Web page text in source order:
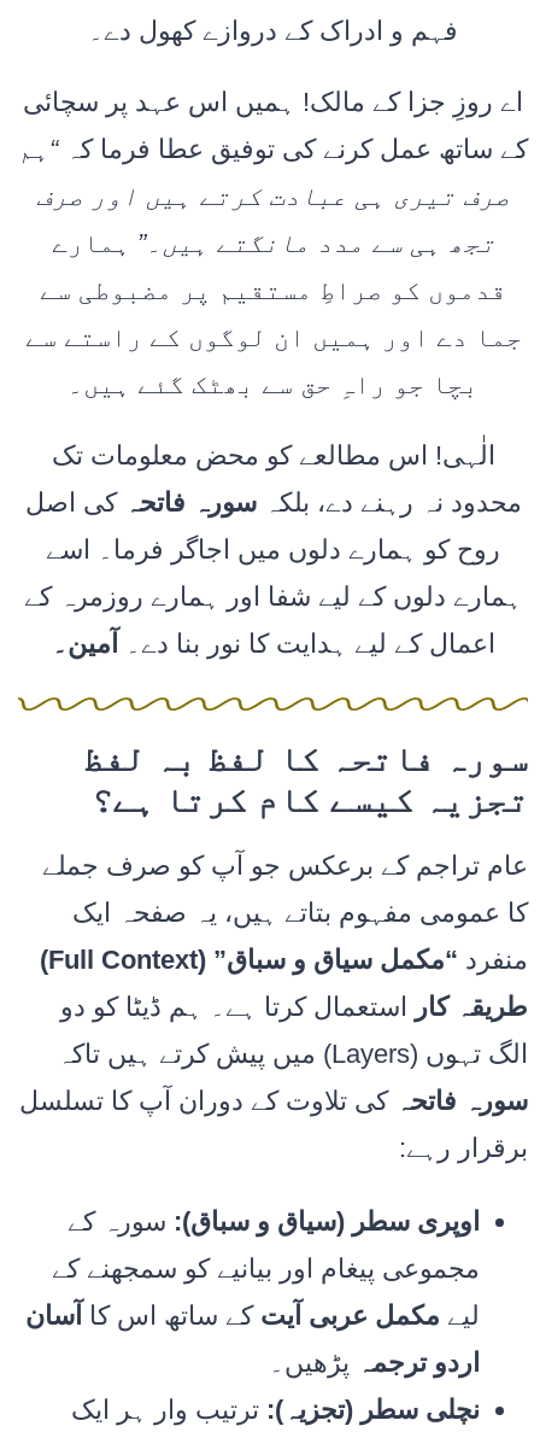
فہم و ادراک کے دروازے کھول دے۔
اے روزِ جزا کے مالک! ہمیں اس عہد پر سچائی
کے ساتھ عمل کرنے کی توفیق عطا فرما کہ“ہم
صرف تیری ہی عبادت کرتے ہیں اور صرف
تجھ ہی سے مدد مانگتے ہیں۔” ہمارے
قدموں کو صراطِ مستقیم پر مضبوطی سے
جما دے اور ہمیں ان لوگوں کے راستے سے
بچا جو راہِ حق سے بھٹک گئے ہیں۔
الٰہی! اس مطالعے کو محض معلومات تک
محدود نہ رہنے دے، بلکہسورہ فاتحہ کی اصل
روح کو ہمارے دلوں میں اجاگر فرما۔ اسے
ہمارے دلوں کے لیے شفا اور ہمارے روزمرہ کے
اعمال کے لیے ہدایت کا نور بنا دے۔
آمین۔
سورہ فاتحہ کا لفظ بہ لفظ
تجزیہ کیسے کام کرتا ہے؟
عام تراجم کے برعکس جو آپ کو صرف جملے
کا عمومی مفہوم بتاتے ہیں، یہ صفحہ ایک
منفرد
“مکمل سیاق و سباق” (Full Context)
طریقہ کار استعمال کرتا ہے۔ ہم ڈیٹا کو دو
الگ تہوں (Layers) میں پیش کرتے ہیں تاکہ
سورہ فاتحہ کی تلاوت کے دوران آپ کا تسلسل
برقرار رہے:
اوپری سطر (سیاق و سباق): سورہ کے
مجموعی پیغام اور بیانیے کو سمجھنے کے
لیے مکمل عربی آیت کے ساتھ اس کا آسان
اردو ترجمہ پڑھیں۔
نچلی سطر (تجزیہ): ترتیب وار ہر ایک